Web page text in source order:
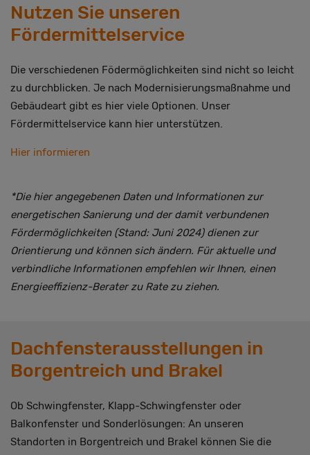
Nutzen Sie unseren
Fördermittelservice
Die verschiedenen Födermöglichkeiten sind nicht so leicht
zu durchblicken. Je nach Modernisierungsmaßnahme und
Gebäudeart gibt es hier viele Optionen. Unser
Fördermittelservice kann hier unterstützen.
Hier informieren
*Die hier angegebenen Daten und Informationen zur
energetischen Sanierung und der damit verbundenen
Fördermöglichkeiten (Stand: Juni 2024) dienen zur
Orientierung und können sich ändern. Für aktuelle und
verbindliche Informationen empfehlen wir Ihnen, einen
Energieeffizienz-Berater zu Rate zu ziehen.
Dachfensterausstellungen in
Borgentreich und Brakel
Ob Schwingfenster, Klapp-Schwingfenster oder
Balkonfenster und Sonderlösungen: An unseren
Standorten in Borgentreich und Brakel können Sie die